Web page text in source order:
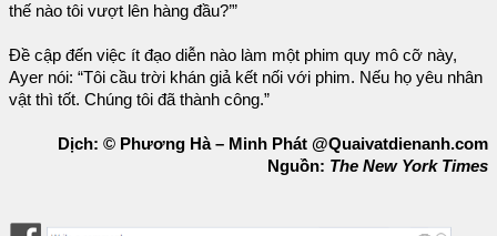
thế nào tôi vượt lên hàng đầu?’”
Đề cập đến việc ít đạo diễn nào làm một phim quy mô cỡ này,
Ayer nói: “Tôi cầu trời khán giả kết nối với phim. Nếu họ yêu nhân
vật thì tốt. Chúng tôi đã thành công.”
Dịch: © Phương Hà – Minh Phát @Quaivatdienanh.com
Nguồn: The New York Times